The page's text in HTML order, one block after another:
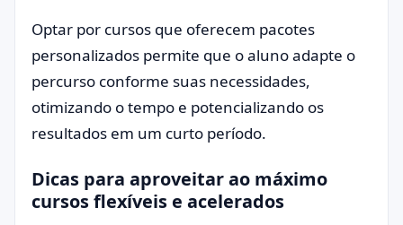
Optar por cursos que oferecem pacotes
personalizados permite que o aluno adapte o
percurso conforme suas necessidades,
otimizando o tempo e potencializando os
resultados em um curto período.
Dicas para aproveitar ao máximo
cursos flexíveis e acelerados